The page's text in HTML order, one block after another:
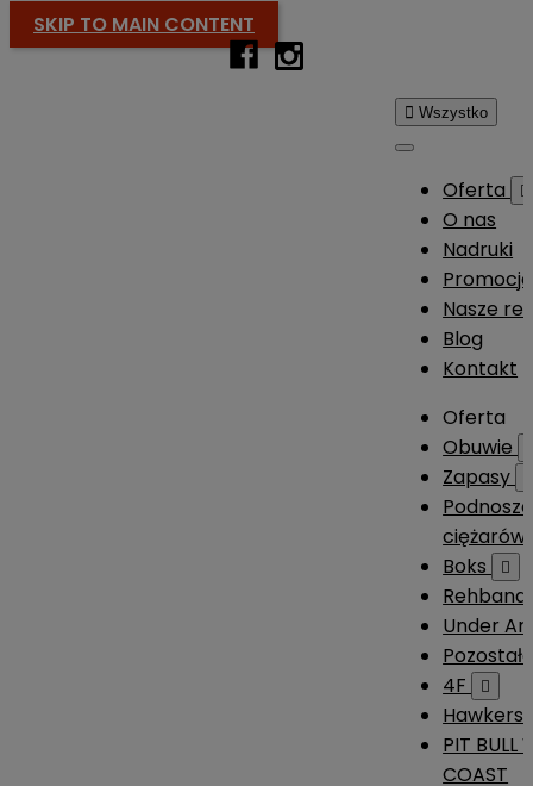
SKIP TO MAIN CONTENT
 Wszystko
Oferta 
O nas
Nadruki
Promocje
Nasze
Blog
Kontakt
Oferta
Obuwie
Zapasy
ciężarów
Boks

Rehband
Under
4F

Hawkers
PIT BULL
COAST